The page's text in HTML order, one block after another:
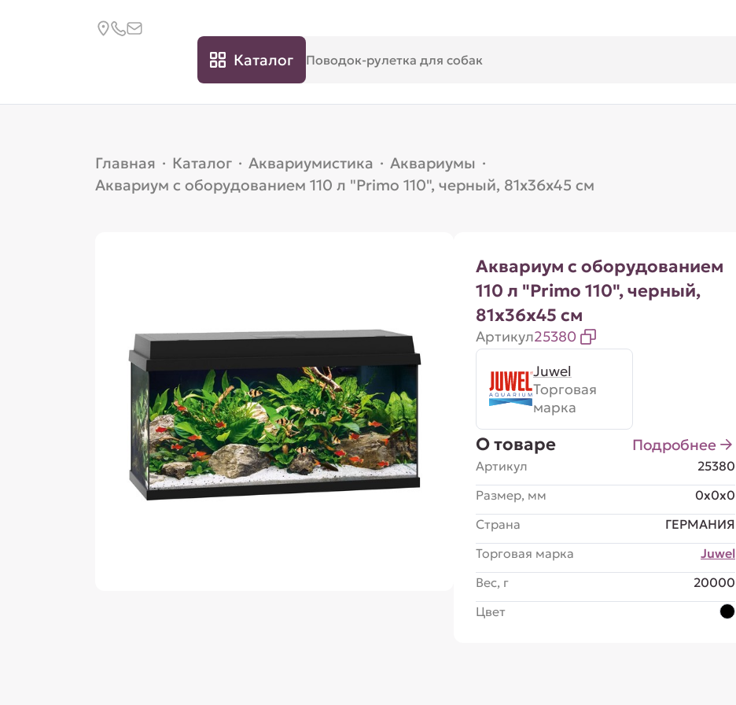
Каталог
Главная · Каталог · Аквариумистика · Аквариумы ·
Аквариум с оборудованием 110 л "Primo 110", черный, 81х36х45 см
Аквариум с оборудованием
110 л "Primo 110", черный,
81х36х45 см
Артикул25380
Juwel
Торговая
марка
О товаре Подробнее
Артикул
25380
Размер, мм
0x0x0
Страна
ГЕРМАНИЯ
Торговая марка
Juwel
Вес, г
20000
Цвет